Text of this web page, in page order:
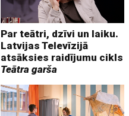
Par teātri, dzīvi un laiku.
Latvijas Televīzijā
atsāksies raidījumu cikls
Teātra garša